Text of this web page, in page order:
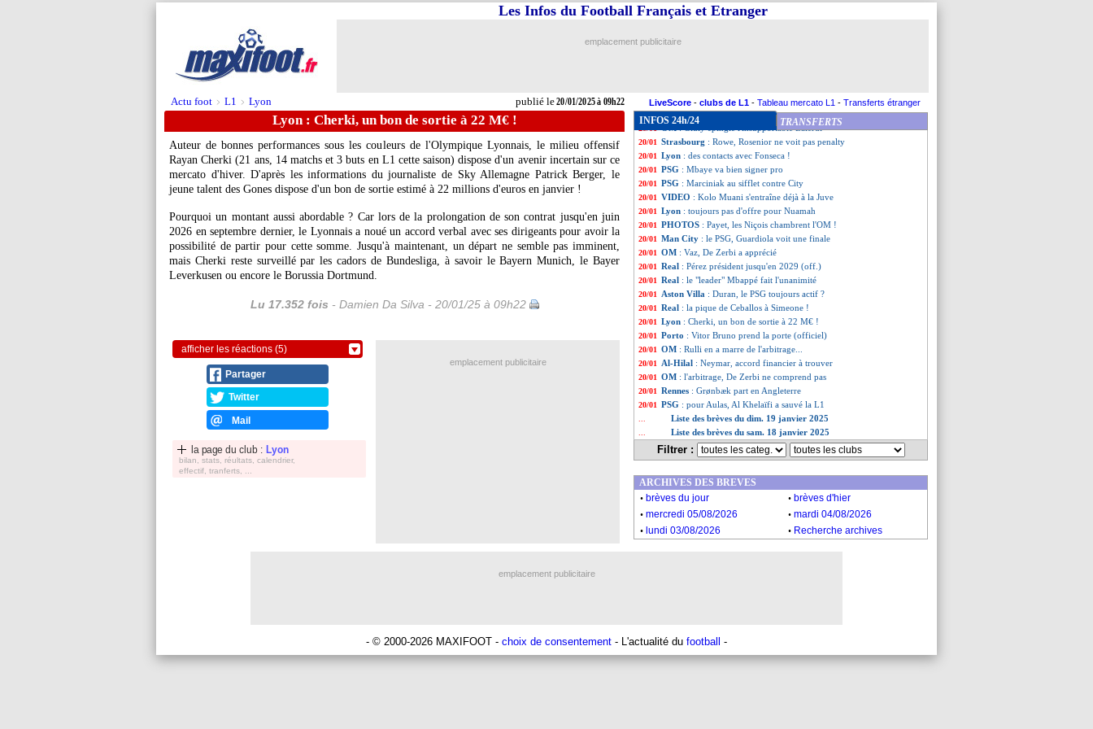
Actu foot > L1 > Lyon publié le20/01/2025 à 09h22
Les Infos du Football Français et Etranger
emplacement publicitaire
LiveScore - clubs de L1 - Tableau mercato L1 - Transferts étranger
Lyon : Cherki, un bon de sortie à 22 M€ !
Auteur de bonnes performances sous les couleurs de l'Olympique Lyonnais, le milieu offensif
RayanCherki (21 ans, 14 matchs et 3 buts en L1 cette saison) dispose d'un avenir incertain sur ce
mercato d'hiver. D'après les informations du journaliste de Sky Allemagne Patrick Berger, le
jeune talent des Gones dispose d'un bon de sortie estimé à 22 millions d'euros en janvier !
Pourquoi un montant aussi abordable ? Car lors de la prolongation de son contrat jusqu'en juin
2026 en septembre dernier, le Lyonnais a noué un accord verbal avec ses dirigeants pour avoir la
possibilité de partir pour cette somme. Jusqu'à maintenant, un départ ne semble pas imminent,
mais Cherki reste surveillé par les cadors de Bundesliga, à savoir le Bayern Munich, le Bayer
Leverkusen ou encore le Borussia Dortmund.
Lu 17.352 fois - Damien Da Silva - 20/01/25 à 09h22
afficher les réactions (5)
Partager
Twitter
Mail
la page du club : Lyon
bilan, stats, réultats, calendrier,
effectif, tranferts, ...
INFOS 24h/24 TRANSFERTS
20/01 Nice: accord avec Rennes pour Santamaria
20/01 Aston Villa : Carlos, direction Fenerbahçe
20/01 Atletico
20/01 Real: Mbappé savoure son rêve
20/01 Strasbourg: Chelsea va acheter Sarr !
: Giuly épingle l'insupportable Balerdi
20/01 Strasbourg : Rowe, Rosenior ne voit pas penalty
20/01 Lyon : des contacts avec Fonseca !
20/01 PSG : Mbaye va bien signer pro
20/01 PSG : Marciniak au sifflet contre City
20/01 VIDEO : Kolo Muani s'entraîne déjà à la Juve
20/01 Lyon : toujours pas d'offre pour Nuamah
20/01 PHOTOS : Payet, les Niçois chambrent l'OM !
20/01 Man City : le PSG, Guardiola voit une finale
20/01 OM : Vaz, De Zerbi a apprécié
20/01 Real : Pérez président jusqu'en 2029 (off.)
20/01 Real : le "leader" Mbappé fait l'unanimité
20/01 Aston Villa : Duran, le PSG toujours actif ?
20/01 Real : la pique de Ceballos à Simeone !
20/01 Lyon : Cherki, un bon de sortie à 22 M€ !
20/01 Porto : Vitor Bruno prend la porte (officiel)
20/01 OM : Rulli en a marre de l'arbitrage...
20/01 Al-Hilal : Neymar, accord financier à trouver
20/01 OM : l'arbitrage, De Zerbi ne comprend pas
20/01 Rennes : Grønbæk part en Angleterre
20/01 PSG : pour Aulas, Al Khelaïfi a sauvé la L1
Liste des brèves du dim. 19 janvier 2025
Liste des brèves du sam. 18 janvier 2025
Filtrer :
emplacement publicitaire
ARCHIVES DES BREVES
. brèves du jour . brèves d'hier
. mercredi 05/08/2026 . mardi 04/08/2026
. lundi 03/08/2026 . Recherche archives
emplacement publicitaire
- © 2000-2026 MAXIFOOT - choix de consentement - L'actualité du football -